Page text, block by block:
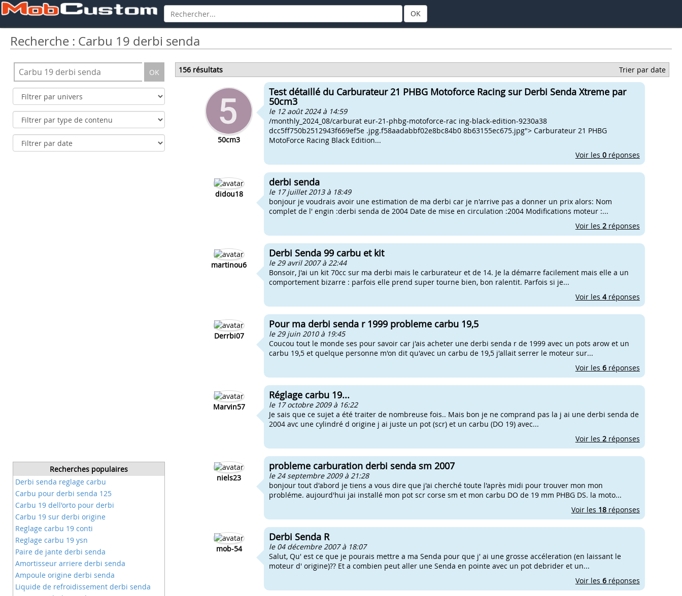
OK
Recherche : Carbu 19 derbi senda
OK
Recherches populaires
Derbi senda reglage carbu
Carbu pour derbi senda 125
Carbu 19 dell'orto pour derbi
Carbu 19 sur derbi origine
Reglage carbu 19 conti
Reglage carbu 19 ysn
Paire de jante derbi senda
Amortisseur arriere derbi senda
Ampoule origine derbi senda
Liquide de refroidissement derbi senda
156 résultats Trier par date
50cm3
Test détaillé du Carburateur 21 PHBG Motoforce Racing sur Derbi Senda Xtreme par
50cm3
le 12 août 2024 à 14:59
/monthly_2024_08/carburat eur-21-phbg-motoforce-rac ing-black-edition-9230a38
dcc5ff750b2512943f669ef5e .jpg.f58aadabbf02e8bc84b0 8b63155ec675.jpg"> Carburateur 21 PHBG
MotoForce Racing Black Edition...
Voir les 0réponses
didou18
derbi senda
le 17 juillet 2013 à 18:49
bonjour je voudrais avoir une estimation de ma derbi car je n'arrive pas a donner un prix alors: Nom
complet de l' engin :derbi senda de 2004 Date de mise en circulation :2004 Modifications moteur :...
Voir les 2réponses
martinou6
Derbi Senda 99 carbu et kit
le 29 avril 2007 à 22:44
Bonsoir, J'ai un kit 70cc sur ma derbi mais le carburateur et de 14. Je la démarre facilement mais elle a un
comportement bizarre : parfois elle prend super tourne bien, bon ralentit. Parfois si je...
Voir les 4réponses
Derrbi07
Pour ma derbi senda r 1999 probleme carbu 19,5
le 29 juin 2010 à 19:45
Coucou tout le monde ses pour savoir car j'ais acheter une derbi senda r de 1999 avec un pots arow et un
carbu 19,5 et quelque personne m'on dit qu'avec un carbu de 19,5 j'allait serrer le moteur sur...
Voir les 6réponses
Marvin57
Réglage carbu 19...
le 17 octobre 2009 à 16:22
Je sais que ce sujet a été traiter de nombreuse fois.. Mais bon je ne comprand pas la j ai une derbi senda de
2004 avc une cylindré d origine j ai juste un pot (scr) et un carbu (DO 19) avec...
Voir les 2réponses
niels23
probleme carburation derbi senda sm 2007
le 24 septembre 2009 à 21:28
bonjour tout d'abord je tiens a vous dire que j'ai cherché toute l'après midi pour trouver mon mon
probléme. aujourd'hui jai installé mon pot scr corse sm et mon carbu DO de 19 mm PHBG DS. la moto...
Voir les 18réponses
mob-54
Derbi Senda R
le 04 décembre 2007 à 18:07
Salut, Qu' est ce que je pourais mettre a ma Senda pour que j' ai une grosse accéleration (en laissant le
moteur d' origine)?? Et a combien peut aller une Senda en pointe avec un pot debrider et un...
Voir les 6réponses